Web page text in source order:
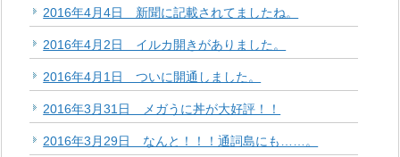
2016年4月4日 新聞に記載されてましたね。
2016年4月2日 イルカ開きがありました。
2016年4月1日 ついに開通しました。
2016年3月31日 メガうに丼が大好評！！
2016年3月29日 なんと！！！通詞島にも……。